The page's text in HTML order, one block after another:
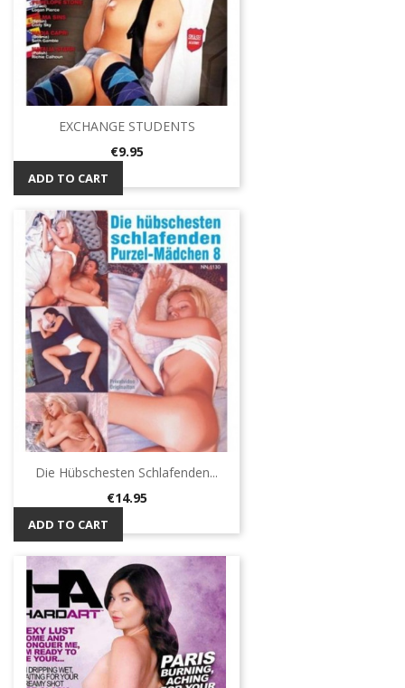
EXCHANGE STUDENTS
Price
€9.95
ADD TO CART
Die Hübschesten Schlafenden...
Price
€14.95
ADD TO CART